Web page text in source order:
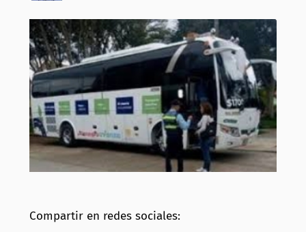
Compartir en redes sociales: